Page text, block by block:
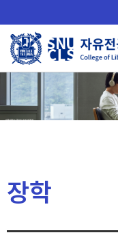
로
메
장학